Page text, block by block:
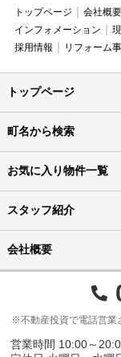
トップページ 会社概要
インフォメーション
採用情報
リフォーム
トップページ
町名から検索
お気に入り物件一覧
スタッフ紹介
会社概要
※不動産投資で電話営業
営業時間 10:00～